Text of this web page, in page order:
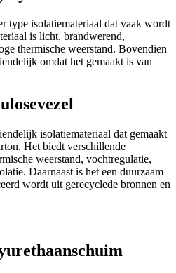
type isolatiemateriaal dat vaak wordt
is licht, brandwerend,
thermische weerstand. Bovendien
omdat het gemaakt is van
isolatiemateriaal dat gemaakt
Het biedt verschillende
weerstand, vochtregulatie,
Daarnaast is het een duurzaam
wordt uit gerecyclede bronnen en